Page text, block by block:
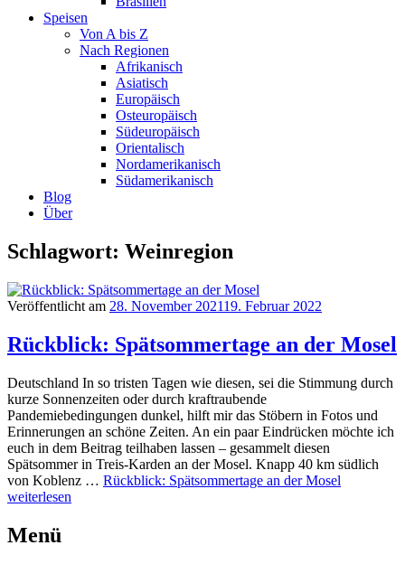
Speisen
Von A bis Z
Nach Regionen
Afrikanisch
Asiatisch
Europäisch
Osteuropäisch
Südeuropäisch
Orientalisch
Nordamerikanisch
Südamerikanisch
Blog
Über
Schlagwort: Weinregion
Veröffentlicht am 28. November 202119. Februar 2022
Rückblick: Spätsommertage an der Mosel
Deutschland In so tristen Tagen wie diesen, sei die Stimmung durch
kurze Sonnenzeiten oder durch kraftraubende
Pandemiebedingungen dunkel, hilft mir das Stöbern in Fotos und
Erinnerungen an schöne Zeiten. An ein paar Eindrücken möchte ich
euch in dem Beitrag teilhaben lassen – gesammelt diesen
Spätsommer in Treis-Karden an der Mosel. Knapp 40 km südlich
von Koblenz … Rückblick: Spätsommertage an der Mosel
weiterlesen
Menü